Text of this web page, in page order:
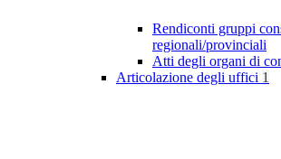
Rendiconti gruppi
regionali/provinciali
Atti degli organi di
Articolazione degli uffici 1